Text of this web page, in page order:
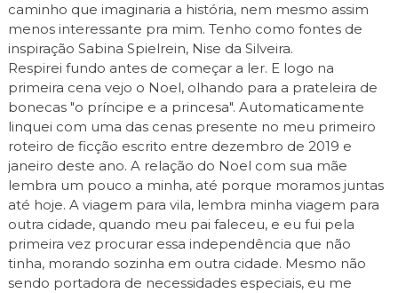
caminho que imaginaria a história, nem mesmo assim
menos interessante pra mim. Tenho como fontes de
inspiração Sabina Spielrein, Nise da Silveira.
Respirei fundo antes de começar a ler. E logo na
primeira cena vejo o Noel, olhando para a prateleira de
bonecas "o príncipe e a princesa". Automaticamente
linquei com uma das cenas presente no meu primeiro
roteiro de ficção escrito entre dezembro de 2019 e
janeiro deste ano. A relação do Noel com sua mãe
lembra um pouco a minha, até porque moramos juntas
até hoje. A viagem para vila, lembra minha viagem para
outra cidade, quando meu pai faleceu, e eu fui pela
primeira vez procurar essa independência que não
tinha, morando sozinha em outra cidade. Mesmo não
sendo portadora de necessidades especiais, eu me